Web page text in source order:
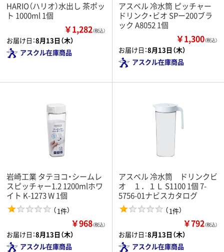
HARIO（ハリオ）水出し 茶ポッ
ト 1000ml 1個
￥1,282（税込）
お届け日：8月13日（木）
アスクル在庫商品
アスベル 冷水筒 ピッチャー
ドリンク・ビオ SPー200ブラ
ック A8052 1個
￥1,300（税込）
お届け日：8月13日（木）
アスクル在庫商品
岩崎工業 タテヨコ・シームレ
スピッチャー1.2 1200mlホワ
イト K-1273 W 1個
（1件）
￥968（税込）
お届け日：8月13日（木）
アスクル在庫商品
アスベル 冷水筒 ドリンクビ
オ １．１Ｌ S1100 1個 7-
5756-01ナビスカタログ
（1件）
￥792（税込）
お届け日：8月13日（木）
アスクル在庫商品